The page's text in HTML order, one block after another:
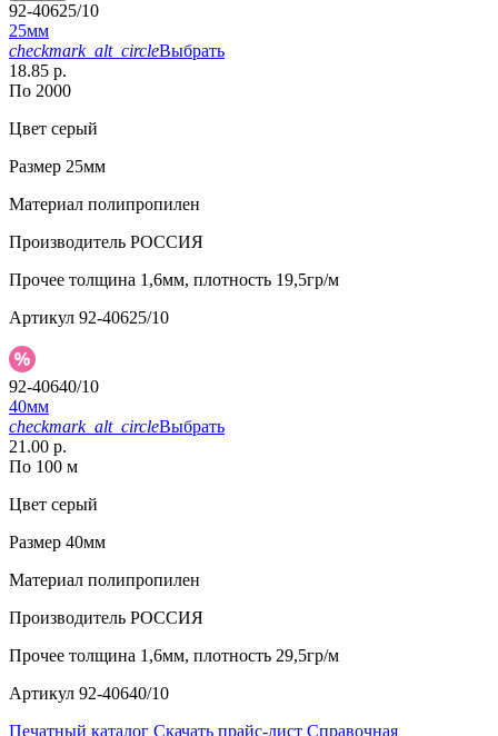
92-40625/10
25мм
checkmark_alt_circleВыбрать
18.85 р.
По 2000
Цвет серый
Размер 25мм
Материал полипропилен
Производитель РОССИЯ
Прочее толщина 1,6мм, плотность 19,5гр/м
Артикул 92-40625/10
92-40640/10
40мм
checkmark_alt_circleВыбрать
21.00 р.
По 100 м
Цвет серый
Размер 40мм
Материал полипропилен
Производитель РОССИЯ
Прочее толщина 1,6мм, плотность 29,5гр/м
Артикул 92-40640/10
Печатный каталог Скачать прайс-лист Справочная